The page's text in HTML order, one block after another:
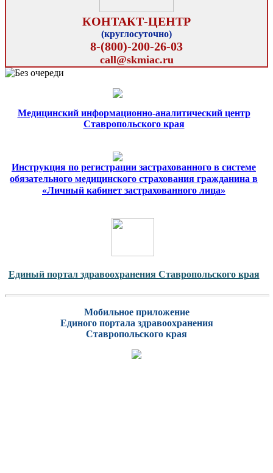
КОНТАКТ-ЦЕНТР
(круглосуточно)
8-(800)-200-26-03
call@skmiac.ru
Медицинский информационно-аналитический центр
Ставропольского края
Инструкция по регистрации застрахованного в системе
обязательного медицинского страхования гражданина в
«Личный кабинет застрахованного лица»
Единый портал здравоохранения Ставропольского края
Мобильное приложение
Единого портала здравоохранения
Ставропольского края